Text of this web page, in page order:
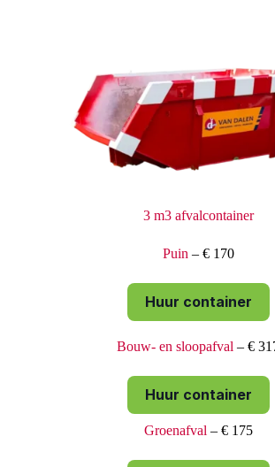
3 m3 afvalcontainer
Puin – € 170
Huur container
Bouw- en sloopafval – €
Huur container
Groenafval – € 175